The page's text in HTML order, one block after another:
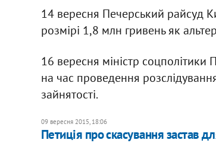
14 вересня Печерський райсуд
розмірі 1,8 млн гривень як
16 вересня міністр соцполітики
на час проведення
зайнятості.
09 вересня 2015, 18:06
Петиція про скасування застав